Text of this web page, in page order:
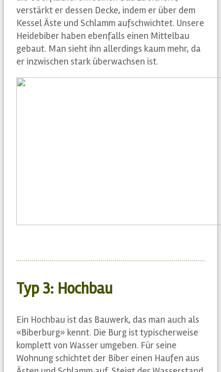
verstärkt er dessen Decke, indem er über dem
Kessel Äste und Schlamm aufschwichtet. Unsere
Heidebiber haben ebenfalls einen Mittelbau
gebaut. Man sieht ihn allerdings kaum mehr, da
er inzwischen stark überwachsen ist.
Typ 3: Hochbau
Ein Hochbau ist das Bauwerk, das man auch als
«Biberburg» kennt. Die Burg ist typischerweise
komplett von Wasser umgeben. Für seine
Wohnung schichtet der Biber einen Haufen aus